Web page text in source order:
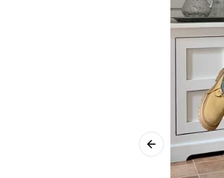
Previous slide